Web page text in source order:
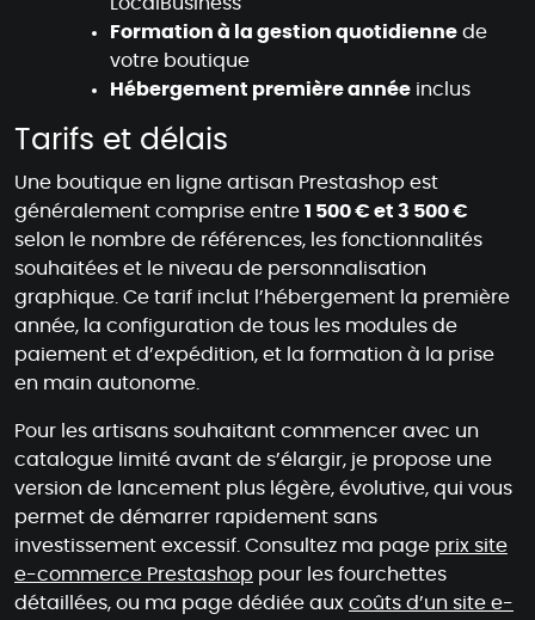
Formation à la gestion quotidienne de
votre boutique
Hébergement première année inclus
Tarifs et délais
Une boutique en ligne artisan Prestashop est
généralement comprise entre 1 500 € et 3 500 €
selon le nombre de références, les fonctionnalités
souhaitées et le niveau de personnalisation
graphique. Ce tarif inclut l’hébergement la première
année, la configuration de tous les modules de
paiement et d’expédition, et la formation à la prise
en main autonome.
Pour les artisans souhaitant commencer avec un
catalogue limité avant de s’élargir, je propose une
version de lancement plus légère, évolutive, qui vous
permet de démarrer rapidement sans
investissement excessif. Consultez ma page prix site
e-commerce Prestashop pour les fourchettes
détaillées, ou ma page dédiée aux coûts d’un site e-